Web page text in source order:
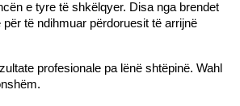
e tyre të shkëlqyer. Disa nga brendet
të ndihmuar përdoruesit të arrijnë
profesionale pa lënë shtëpinë. Wahl